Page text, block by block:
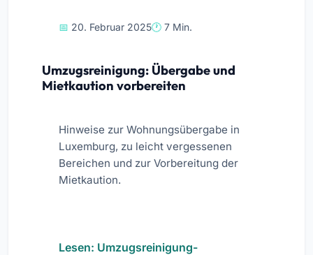
20. Februar 2025 7 Min.
Umzugsreinigung: Übergabe und
Mietkaution vorbereiten
Hinweise zur Wohnungsübergabe in
Luxemburg, zu leicht vergessenen
Bereichen und zur Vorbereitung der
Mietkaution.
Lesen: Umzugsreinigung-